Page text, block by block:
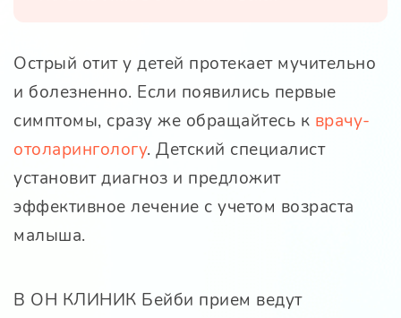
Острый отит у детей протекает мучительно
и болезненно. Если появились первые
симптомы, сразу же обращайтесь к врачу-
отоларингологу. Детский специалист
установит диагноз и предложит
эффективное лечение с учетом возраста
малыша.
В ОН КЛИНИК Бейби прием ведут